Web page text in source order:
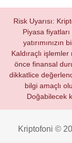
Risk Uyarısı:
Piyasa
yatırımınızın
Kaldıraçlı
önce finansal
dikkatlice
bilgi amaçlı
Doğabilecek
Kriptofoni ©